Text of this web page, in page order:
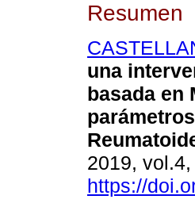
Resumen
una
basada en
2019,
https://